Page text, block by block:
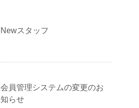
Newスタッフ
会員管理システムの変更のお
知らせ